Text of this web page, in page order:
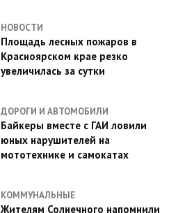
НОВОСТИ
Площадь лесных пожаров в
Красноярском крае резко
увеличилась за сутки
ДОРОГИ И АВТОМОБИЛИ
Байкеры вместе с ГАИ ловили
юных нарушителей на
мототехнике и самокатах
КОММУНАЛЬНЫЕ
Жителям Солнечного напомнили